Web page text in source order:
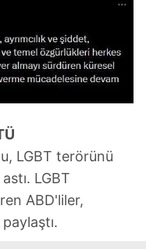
LGBT terörünü
LGBT
ABD'liler,